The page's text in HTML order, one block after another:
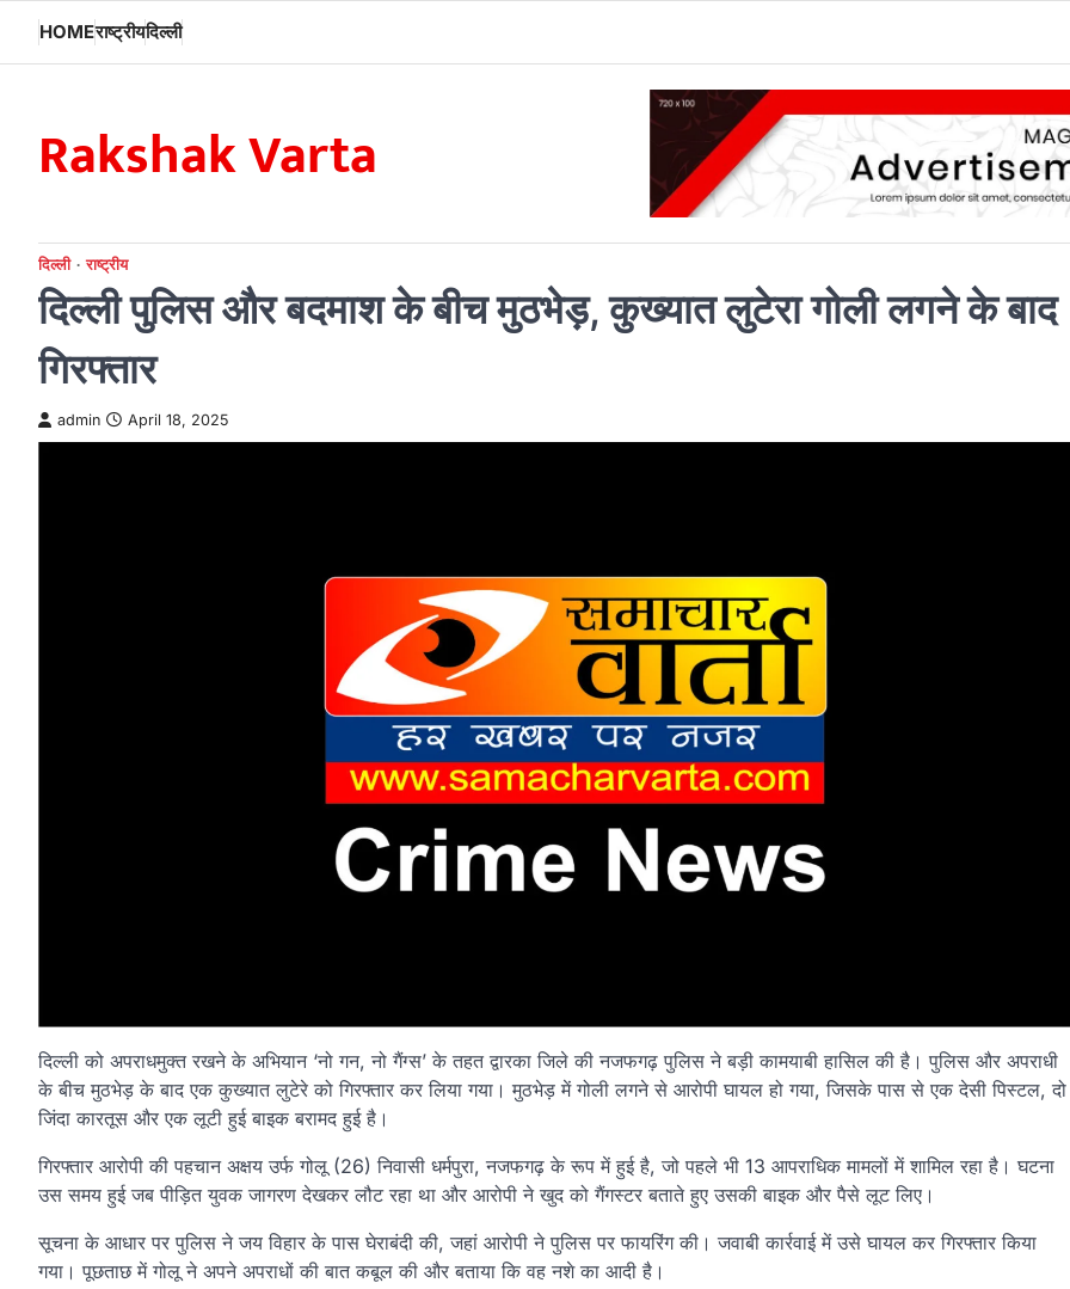
content
HOMEराष्ट्रीयदिल्ली
Rakshak Varta
दिल्ली राष्ट्रीय
दिल्ली पुलिस और बदमाश के बीच मुठभेड़, कुख्यात लुटेरा गोली लगने के बाद
गिरफ्तार
admin April 18, 2025
दिल्ली को अपराधमुक्त रखने के अभियान ‘नो गन, नो गैंग्स’ के तहत द्वारका जिले की नजफगढ़ पुलिस ने बड़ी कामयाबी हासिल की है। पुलिस और अपराधी
के बीच मुठभेड़ के बाद एक कुख्यात लुटेरे को गिरफ्तार कर लिया गया। मुठभेड़ में गोली लगने से आरोपी घायल हो गया, जिसके पास से एक देसी पिस्टल, दो
जिंदा कारतूस और एक लूटी हुई बाइक बरामद हुई है।
गिरफ्तार आरोपी की पहचान अक्षय उर्फ गोलू (26) निवासी धर्मपुरा, नजफगढ़ के रूप में हुई है, जो पहले भी 13 आपराधिक मामलों में शामिल रहा है। घटना
उस समय हुई जब पीड़ित युवक जागरण देखकर लौट रहा था और आरोपी ने खुद को गैंगस्टर बताते हुए उसकी बाइक और पैसे लूट लिए।
सूचना के आधार पर पुलिस ने जय विहार के पास घेराबंदी की, जहां आरोपी ने पुलिस पर फायरिंग की। जवाबी कार्रवाई में उसे घायल कर गिरफ्तार किया
गया। पूछताछ में गोलू ने अपने अपराधों की बात कबूल की और बताया कि वह नशे का आदी है।